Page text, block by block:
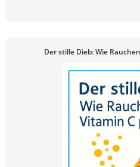
Der stille Dieb: Wie